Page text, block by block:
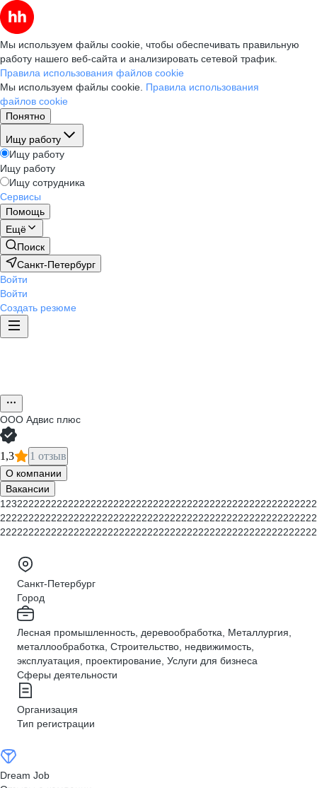
Мы используем файлы cookie, чтобы обеспечивать правильную
работу нашего веб-сайта и анализировать сетевой трафик.
Правила использования файлов cookie
Мы используем файлы cookie. Правила использования
файлов cookie
Понятно
Ищу работу
Ищу работу
Ищу работу
Ищу сотрудника
Сервисы
Помощь
Ещё
Поиск
Санкт-Петербург
Войти
Войти
Создать резюме
ООО Адвис плюс
1,3 1 отзыв
О компании
Вакансии
Санкт-Петербург
Город
Лесная промышленность, деревообработка, Металлургия,
металлообработка, Строительство, недвижимость,
эксплуатация, проектирование, Услуги для бизнеса
Сферы деятельности
Организация
Тип регистрации
Dream Job